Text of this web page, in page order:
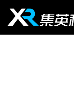
content